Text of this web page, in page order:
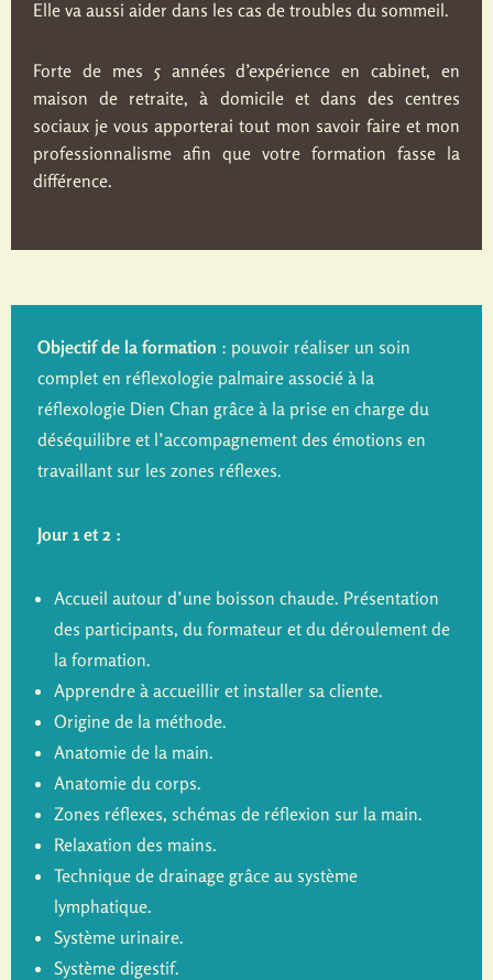
Elle va aussi aider dans les cas de troubles du sommeil.
Forte de mes 5 années d’expérience en cabinet, en
maison de retraite, à domicile et dans des centres
sociaux je vous apporterai tout mon savoir faire et mon
professionnalisme afin que votre formation fasse la
différence.
Objectif de la formation : pouvoir réaliser un soin
complet en réflexologie palmaire associé à la
réflexologie Dien Chan grâce à la prise en charge du
déséquilibre et l’accompagnement des émotions en
travaillant sur les zones réflexes.
Jour 1 et 2 :
Accueil autour d’une boisson chaude. Présentation
des participants, du formateur et du déroulement de
la formation.
Apprendre à accueillir et installer sa cliente.
Origine de la méthode.
Anatomie de la main.
Anatomie du corps.
Zones réflexes, schémas de réflexion sur la main.
Relaxation des mains.
Technique de drainage grâce au système
lymphatique.
Système urinaire.
Système digestif.